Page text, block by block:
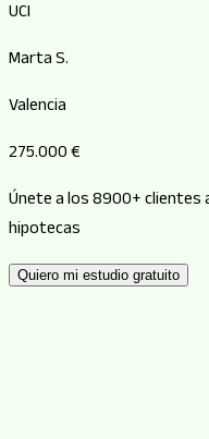
UCI
Marta S.
Valencia
275.000 €
Únete a los 8900+ clientes
hipotecas
Quiero mi estudio gratuito